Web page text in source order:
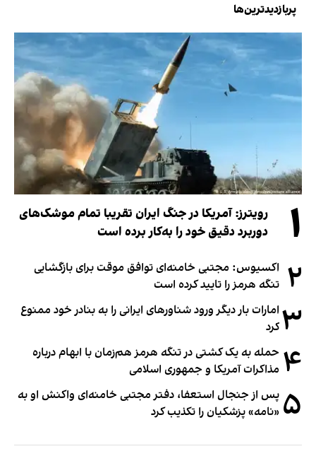
پربازدیدترین‌ها
۱
رویترز: آمریکا در جنگ ایران تقریبا تمام موشک‌های
دوربرد دقیق خود را به‌کار برده است
۲ اکسیوس: مجتبی خامنه‌ای توافق موقت برای بازگشایی
تنگه هرمز را تایید کرده است
۳ امارات بار دیگر ورود شناورهای ایرانی را به بنادر خود ممنوع
کرد
۴ حمله به یک کشتی در تنگه هرمز هم‌زمان با ابهام درباره
مذاکرات آمریکا و جمهوری اسلامی
۵ پس از جنجال استعفا، دفتر مجتبی خامنه‌ای واکنش او به
«نامه» پزشکیان را تکذیب کرد